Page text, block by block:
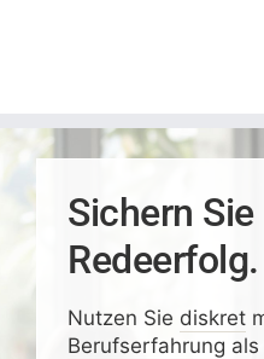
Sichern Sie
Redeerfolg.
Nutzen Sie diskret
Berufserfahrung